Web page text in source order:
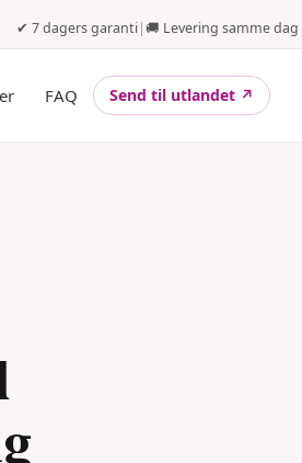
✔ 7 dagers garanti|🚚 Levering samme dag
FAQ Send til utlandet ↗